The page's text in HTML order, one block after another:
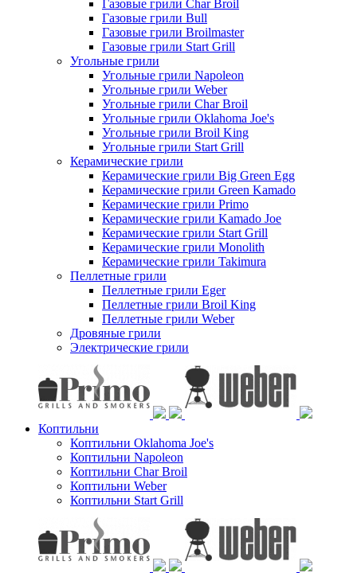
Газовые грили Char Broil
Газовые грили Bull
Газовые грили Broilmaster
Газовые грили Start Grill
Угольные грили
Угольные грили Napoleon
Угольные грили Weber
Угольные грили Char Broil
Угольные грили Oklahoma Joe's
Угольные грили Broil King
Угольные грили Start Grill
Керамические грили
Керамические грили Big Green Egg
Керамические грили Green Kamado
Керамические грили Primo
Керамические грили Kamado Joe
Керамические грили Start Grill
Керамические грили Monolith
Керамические грили Takimura
Пеллетные грили
Пеллетные грили Eger
Пеллетные грили Broil King
Пеллетные грили Weber
Дровяные грили
Электрические грили
Коптильни
Коптильни Oklahoma Joe's
Коптильни Napoleon
Коптильни Char Broil
Коптильни Weber
Коптильни Start Grill